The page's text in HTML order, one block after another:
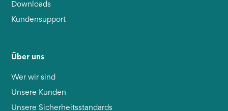
Downloads
Kundensupport
Über uns
Wer wir sind
Unsere Kunden
Unsere Sicherheitsstandards